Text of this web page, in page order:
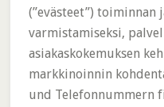
(”evästeet”) toiminnan
varmistamiseksi,
asiakaskokemuksen
markkinoinnin
und Telefonnummern